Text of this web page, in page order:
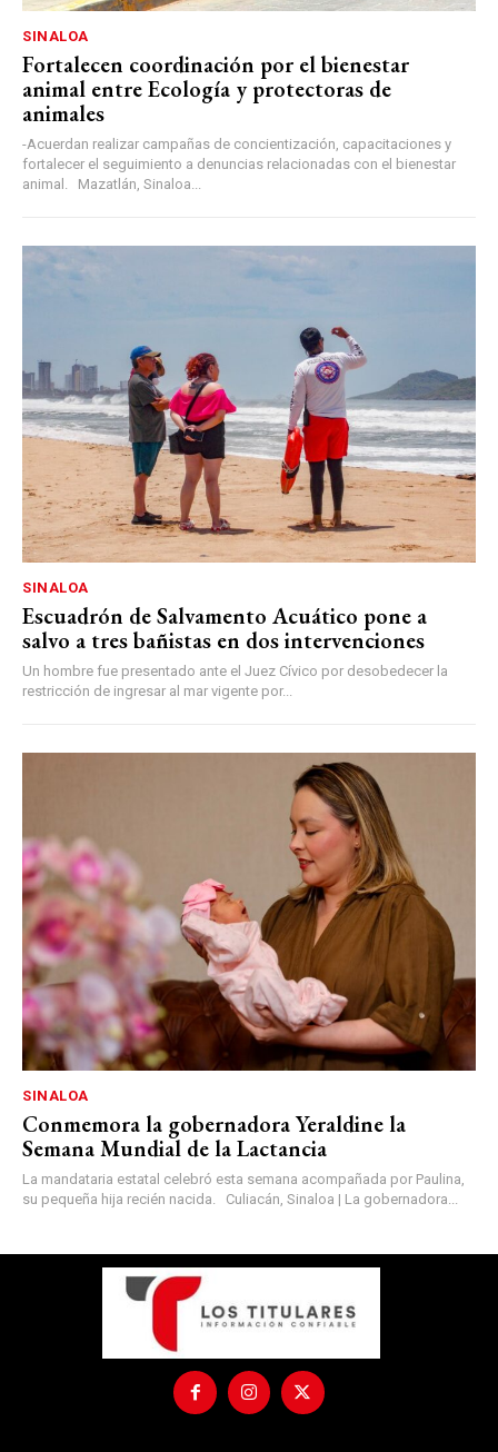
SINALOA
Fortalecen coordinación por el bienestar
animal entre Ecología y protectoras de
animales
-Acuerdan realizar campañas de concientización, capacitaciones y
fortalecer el seguimiento a denuncias relacionadas con el bienestar
animal. Mazatlán, Sinaloa...
SINALOA
Escuadrón de Salvamento Acuático pone a
salvo a tres bañistas en dos intervenciones
Un hombre fue presentado ante el Juez Cívico por desobedecer la
restricción de ingresar al mar vigente por...
SINALOA
Conmemora la gobernadora Yeraldine la
Semana Mundial de la Lactancia
La mandataria estatal celebró esta semana acompañada por Paulina,
su pequeña hija recién nacida. Culiacán, Sinaloa | La gobernadora...